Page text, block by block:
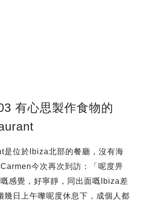
有心思製作食物的
位於Ibiza北部的餐廳，沒有海
今次再次到訪：「呢度畀
感覺，好寧靜，同出面嘅Ibiza差
幾日上午嚟呢度休息下，成個人都